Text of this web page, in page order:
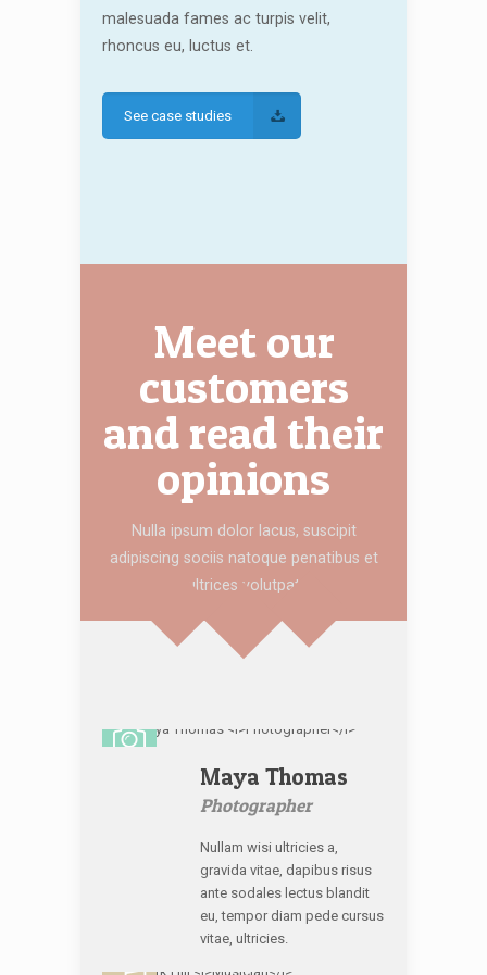
malesuada fames ac turpis velit,
rhoncus eu, luctus et.
See case studies
Meet our
customers
and read their
opinions
Nulla ipsum dolor lacus, suscipit
adipiscing sociis natoque penatibus et
ultrices volutpat
Maya Thomas
Photographer
Nullam wisi ultricies a,
gravida vitae, dapibus risus
ante sodales lectus blandit
eu, tempor diam pede cursus
vitae, ultricies.